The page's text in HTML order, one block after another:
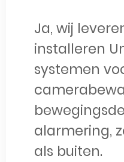
Ja, wij
installeren
systemen
alarmering,
als buiten.